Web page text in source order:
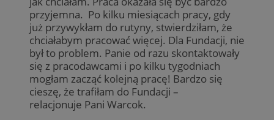
przyjemna. Po kilku miesiącach pracy, gdy
już przywykłam do rutyny, stwierdziłam, że
chciałabym pracować więcej. Dla Fundacji, nie
był to problem. Panie od razu skontaktowały
się z pracodawcami i po kilku tygodniach
mogłam zacząć kolejną pracę! Bardzo się
cieszę, że trafiłam do Fundacji –
relacjonuje Pani Warcok.